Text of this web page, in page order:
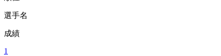
選手名
成績
1